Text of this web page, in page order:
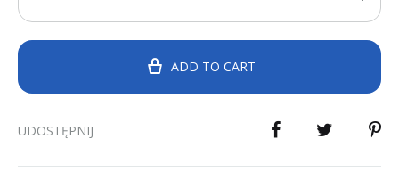
ADD TO CART
UDOSTĘPNIJ